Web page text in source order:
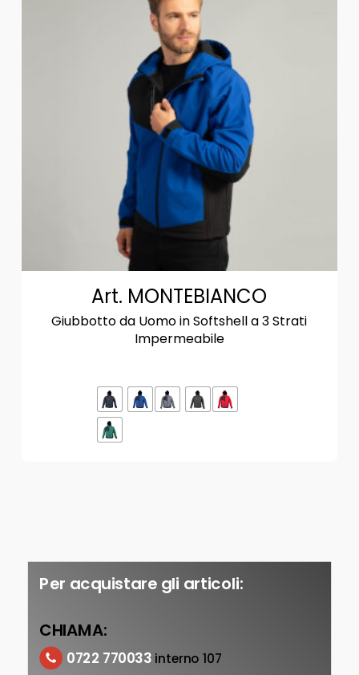
Art. MONTEBIANCO
Giubbotto da Uomo in Softshell a 3 Strati
Impermeabile
Per acquistare gli articoli:
CHIAMA:
0722 770033 interno 107